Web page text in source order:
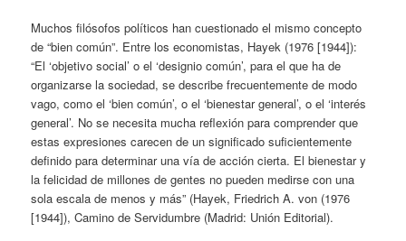
Muchos filósofos políticos han cuestionado el mismo concepto
de “bien común”. Entre los economistas, Hayek (1976 [1944]):
“El ‘objetivo social’ o el ‘designio común’, para el que ha de
organizarse la sociedad, se describe frecuentemente de modo
vago, como el ‘bien común’, o el ‘bienestar general’, o el ‘interés
general’. No se necesita mucha reflexión para comprender que
estas expresiones carecen de un significado suficientemente
definido para determinar una vía de acción cierta. El bienestar y
la felicidad de millones de gentes no pueden medirse con una
sola escala de menos y más” (Hayek, Friedrich A. von (1976
[1944]), Camino de Servidumbre (Madrid: Unión Editorial).